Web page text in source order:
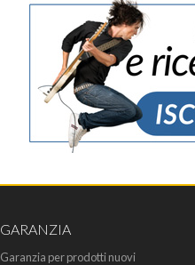
GARANZIA
Garanzia per prodotti nuovi